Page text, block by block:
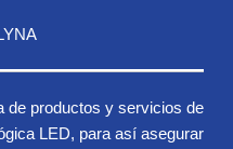
de productos y servicios de
LED, para así asegurar